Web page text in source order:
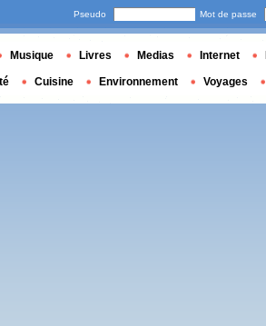
Pseudo Mot de passe
Musique Livres Medias Internet
Cuisine Environnement Voyages